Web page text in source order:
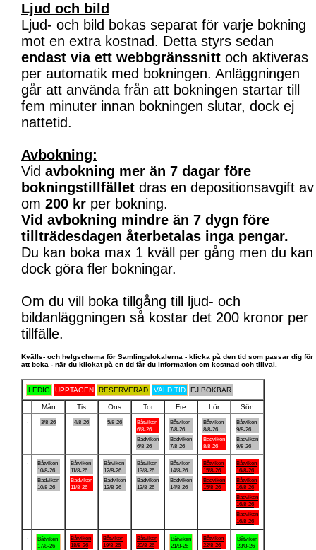
Ljud och bild
Ljud- och bild bokas separat för varje bokning
mot en extra kostnad. Detta styrs sedan
endast via ett webbgränssnitt och aktiveras
per automatik med bokningen. Anläggningen
går att använda från att bokningen startar till
fem minuter innan bokningen slutar, dock ej
nattetid.
Avbokning:
Vid avbokning mer än 7 dagar före
bokningstillfället dras en depositionsavgift av
om 200 kr per bokning.
Vid avbokning mindre än 7 dygn före
tillträdesdagen återbetalas inga pengar.
Du kan boka max 1 kväll per gång men du kan
dock göra fler bokningar.
Om du vill boka tillgång till ljud- och
bildanläggningen så kostar det 200 kronor per
tillfälle.
Kvälls- och helgschema för Samlingslokalerna - klicka på den tid som passar dig för
att boka - när du klickat på en tid får du information om kostnad och tillval.
LEDIG UPPTAGEN RESERVERAD VALD TID EJ BOKBAR
Mån Tis Ons Tor Fre Lör
Sön
3/8-26 4/8-26 5/8-26
Båtviken
6/8-26
Badviken
6/8-26
Båtviken
7/8-26
Badviken
7/8-26
Båtviken
8/8-26
Badviken
8/8-26
Båtviken
9/8-26
Badviken
9/8-26
Båtviken
10/8-26
Badviken
10/8-26
Båtviken
11/8-26
Badviken
11/8-26
Båtviken
12/8-26
Badviken
12/8-26
Båtviken
13/8-26
Badviken
13/8-26
Båtviken
14/8-26
Badviken
14/8-26
Båtviken
15/8-26
Badviken
15/8-26
Båtviken
16/8-26
Båtviken
16/8-26
Badviken
16/8-26
Badviken
16/8-26
Båtviken
17/8-26
Båtviken
18/8-26
Båtviken
19/8-26
Båtviken
20/8-26
Båtviken
21/8-26
Båtviken
22/8-26
Båtviken
23/8-26